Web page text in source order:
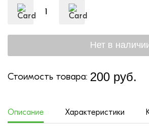
Стоимость товара: 200 руб.
Описание Характеристики